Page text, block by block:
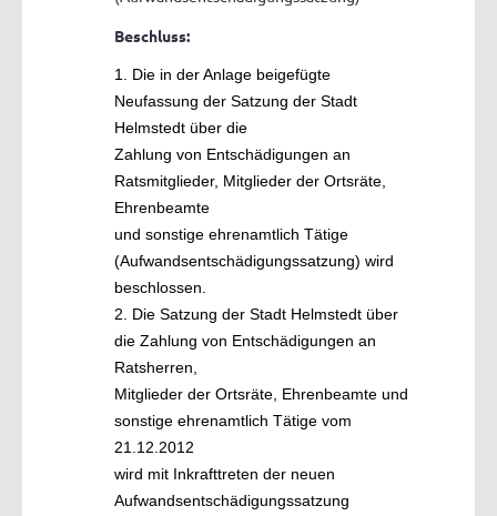
Beschluss:
1. Die in der Anlage beigefügte
Neufassung der Satzung der Stadt
Helmstedt über die
Zahlung von Entschädigungen an
Ratsmitglieder, Mitglieder der Ortsräte,
Ehrenbeamte
und sonstige ehrenamtlich Tätige
(Aufwandsentschädigungssatzung) wird
beschlossen.
2. Die Satzung der Stadt Helmstedt über
die Zahlung von Entschädigungen an
Ratsherren,
Mitglieder der Ortsräte, Ehrenbeamte und
sonstige ehrenamtlich Tätige vom
21.12.2012
wird mit Inkrafttreten der neuen
Aufwandsentschädigungssatzung